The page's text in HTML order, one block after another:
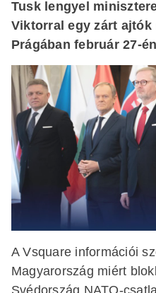
Tusk lengyel
Viktorral egy zárt
Prágában február 27-
A Vsquare információi
Magyarország miért
Svédország NATO-